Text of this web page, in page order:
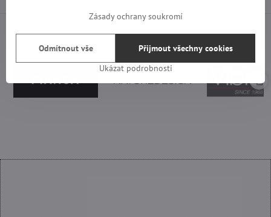
Zásady ochrany soukromí
Ukázat podrobnosti
Přijmout všechny cookies
Odmítnout vše